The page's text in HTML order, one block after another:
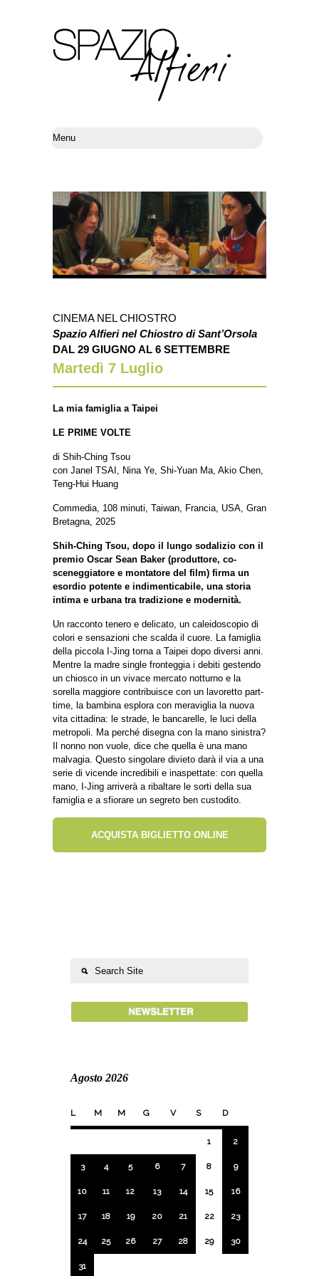
CINEMA NEL CHIOSTRO
Spazio Alfieri nel Chiostro di Sant’Orsola
DAL 29 GIUGNO AL 6 SETTEMBRE
Martedì 7 Luglio
La mia famiglia a Taipei
LE PRIME VOLTE
di Shih-Ching Tsou
con Janel TSAI, Nina Ye, Shi-Yuan Ma, Akio Chen,
Teng-Hui Huang
Commedia, 108 minuti, Taiwan, Francia, USA, Gran
Bretagna, 2025
Shih-Ching Tsou, dopo il lungo sodalizio con il
premio Oscar Sean Baker (produttore, co-
sceneggiatore e montatore del film) firma un
esordio potente e indimenticabile, una storia
intima e urbana tra tradizione e modernità.
Un racconto tenero e delicato, un caleidoscopio di
colori e sensazioni che scalda il cuore. La famiglia
della piccola I-Jing torna a Taipei dopo diversi anni.
Mentre la madre single fronteggia i debiti gestendo
un chiosco in un vivace mercato notturno e la
sorella maggiore contribuisce con un lavoretto part-
time, la bambina esplora con meraviglia la nuova
vita cittadina: le strade, le bancarelle, le luci della
metropoli. Ma perché disegna con la mano sinistra?
Il nonno non vuole, dice che quella è una mano
malvagia. Questo singolare divieto darà il via a una
serie di vicende incredibili e inaspettate: con quella
mano, I-Jing arriverà a ribaltare le sorti della sua
famiglia e a sfiorare un segreto ben custodito.
ACQUISTA BIGLIETTO ONLINE
Agosto 2026
L M M G V S D
1 2
3 4 5 6 7 8 9
10 11 12 13 14 15 16
17 18 19 20 21 22 23
24 25 26 27 28 29 30
31